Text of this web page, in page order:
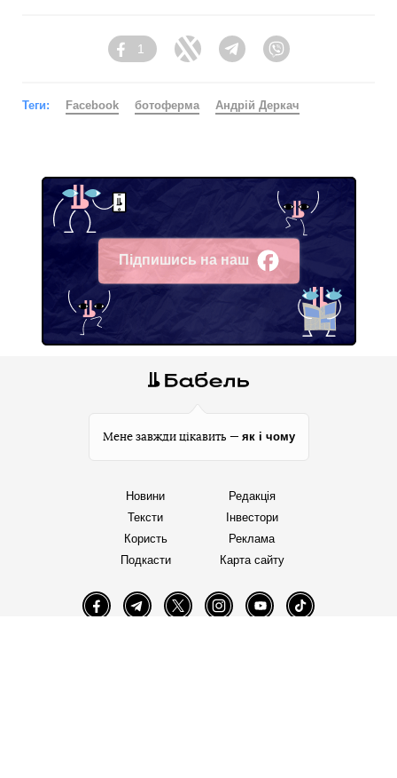
Facebook
1
Twitter TelegramViber
Теги: Facebook ботоферма Андрій Деркач
Підпишись на наш
Facebook
Мене завжди цікавить — як і чому
Новини
Тексти
Користь
Подкасти
Редакція
Інвестори
Реклама
Карта сайту
FacebookTelegramTwitter InstagramYouTube TikTok